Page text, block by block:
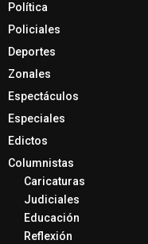
Política
Policiales
Deportes
Zonales
Espectáculos
Especiales
Edictos
Columnistas
Caricaturas
Judiciales
Educación
Reflexión